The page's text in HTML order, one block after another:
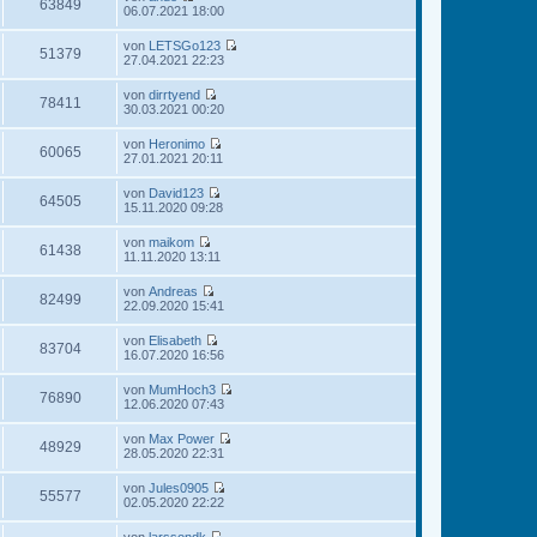
i
t
r
a
g
r
e
i
t
r
a
g
s
t
e
r
i
t
r
g
63849
N
e
s
t
e
r
i
t
r
a
g
06.07.2021 18:00
51379 von LETSGo123
t
r
27.04.2021 22:23
78411 von dirrtyend
N
u
e
s
t
e
r
i
t
r
g
30.03.2021 00:20
60065 von Heronimo
s
t
t
r
g
27.01.2021 20:11
64505 von David123
N
t
r
i
t
r
a
g
15.11.2020 09:28
61438 von maikom
N
e
s
t
e
r
e
i
t
r
a
g
11.11.2020 13:11
82499 von Andreas
N
e
s
t
e
r
e
i
t
r
a
g
22.09.2020 15:41
83704 von Elisabeth
N
u
e
s
t
e
r
e
i
t
r
16.07.2020 16:56
76890 von MumHoch3
t
12.06.2020 07:43
48929 von Max Power
t
28.05.2020 22:31
55577 von Jules0905
02.05.2020 22:22